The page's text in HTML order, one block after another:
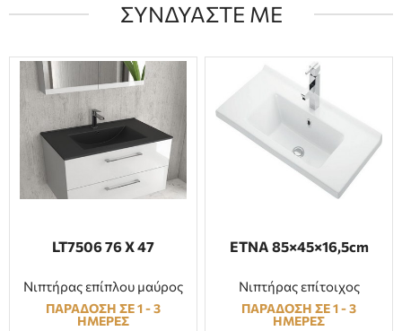
ΣΥΝΔΥΑΣΤΕ ΜΕ
LT7506 76 X 47
Νιπτήρας επίπλου μαύρος
ΠΑΡΑΔΟΣΗ ΣΕ 1 - 3
ΗΜΕΡΕΣ
ETNA 85×45×16,5cm
Νιπτήρας επίτοιχος
ΠΑΡΑΔΟΣΗ ΣΕ 1 - 3
ΗΜΕΡΕΣ